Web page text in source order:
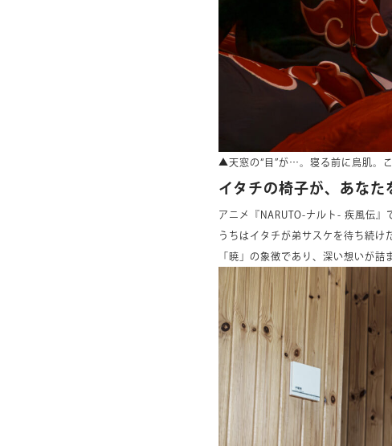
▲天窓の“目”が…。寝る前に鳥肌。
イタチの椅子が、あなた
アニメ『NARUTO-ナルト- 疾風伝』
うちはイタチが弟サスケを待ち続け
「暁」の象徴であり、深い想いが